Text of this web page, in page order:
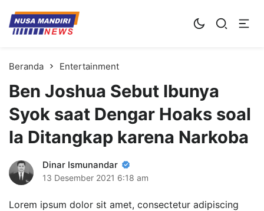
Kampus Digital Bisnis
Universitas Nusa Mandiri
Beranda Entertainment
Ben Joshua Sebut Ibunya
Syok saat Dengar Hoaks soal
Ia Ditangkap karena Narkoba
Dinar Ismunandar
13 Desember 2021 6:18 am
Lorem ipsum dolor sit amet, consectetur adipiscing